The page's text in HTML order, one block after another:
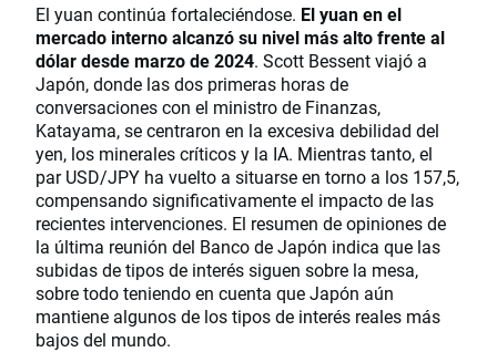
El yuan continúa fortaleciéndose. El yuan en el
mercado interno alcanzó su nivel más alto frente al
dólar desde marzo de 2024. Scott Bessent viajó a
Japón, donde las dos primeras horas de
conversaciones con el ministro de Finanzas,
Katayama, se centraron en la excesiva debilidad del
yen, los minerales críticos y la IA. Mientras tanto, el
par USD/JPY ha vuelto a situarse en torno a los 157,5,
compensando significativamente el impacto de las
recientes intervenciones. El resumen de opiniones de
la última reunión del Banco de Japón indica que las
subidas de tipos de interés siguen sobre la mesa,
sobre todo teniendo en cuenta que Japón aún
mantiene algunos de los tipos de interés reales más
bajos del mundo.